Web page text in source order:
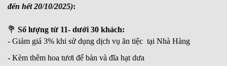
đến hết 20/10/2025):
💐 Số lượng từ 11- dưới 30 khách:
- Giảm giá 3% khi sử dụng dịch vụ ăn tiệc tại Nhà Hàng
- Kèm thêm hoa tươi để bàn và đĩa hạt dưa